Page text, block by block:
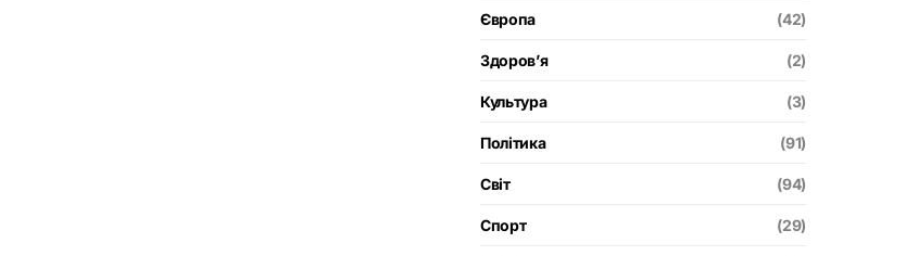
Європа (42)
Здоров’я (2)
Культура (3)
Політика (91)
Світ (94)
Спорт (29)